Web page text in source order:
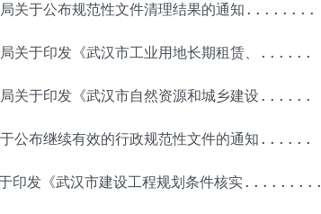
局关于公布规范性文件清理结果的通知........
关于印发《武汉市工业用地长期租赁、......
关于印发《武汉市自然资源和城乡建设......
公布继续有效的行政规范性文件的通知......
印发《武汉市建设工程规划条件核实.........